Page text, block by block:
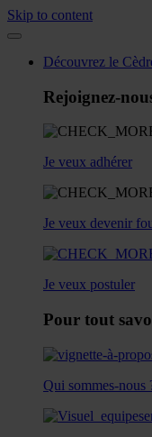
Skip to content
Découvrez le
Rejoignez-
Je veux adhérer
Je veux devenir
Je veux postuler
Pour tout
Qui sommes-nous